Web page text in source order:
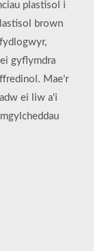
plastisol i
brown
gyflymdra
Mae'r
ei liw a'i